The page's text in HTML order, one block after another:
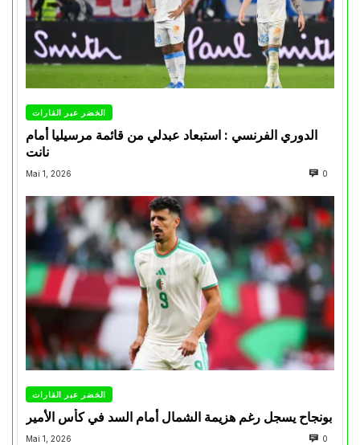
الخضر عبر القارات
الدوري الفرنسي : استبعاد عبدلي من قائمة مرسيليا أمام
نانت
Mai 1, 2026 0
الخضر عبر القارات
بونجاح يسجل رغم هزيمة الشمال أمام السد في كأس الأمير
Mai 1, 2026 0